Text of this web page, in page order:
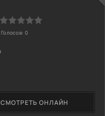
СМОТРЕТЬ ОНЛАЙН
Голосов: 0